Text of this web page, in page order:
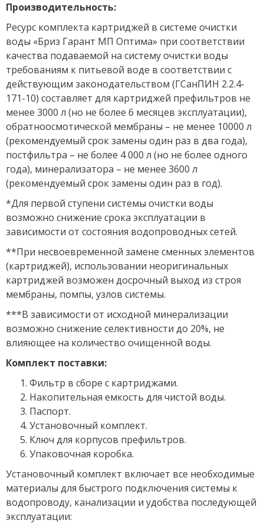
Производительность:
Ресурс комплекта картриджей в системе очистки
воды «Бриз Гарант МП Оптима» при соответствии
качества подаваемой на систему очистки воды
требованиям к питьевой воде в соответствии с
действующим законодательством (ГСанПИН 2.2.4-
171-10) составляет для картриджей префильтров не
менее 3000 л (но не более 6 месяцев эксплуатации),
обратноосмотической мембраны – не менее 10000 л
(рекомендуемый срок замены один раз в два года),
постфильтра – не более 4 000 л (но не более одного
года), минерализатора – не менее 3600 л
(рекомендуемый срок замены один раз в год).
*Для первой ступени системы очистки воды
возможно снижение срока эксплуатации в
зависимости от состояния водопроводных сетей.
**При несвоевременной замене сменных элементов
(картриджей), использовании неоригинальных
картриджей возможен досрочный выход из строя
мембраны, помпы, узлов системы.
***В зависимости от исходной минерализации
возможно снижение селективности до 20%, не
влияющее на количество очищенной воды.
Комплект поставки:
Фильтр в сборе с картриджами.
Накопительная емкость для чистой воды.
Паспорт.
Установочный комплект.
Ключ для корпусов префильтров.
Упаковочная коробка.
Установочный комплект включает все необходимые
материалы для быстрого подключения системы к
водопроводу, канализации и удобства последующей
эксплуатации: